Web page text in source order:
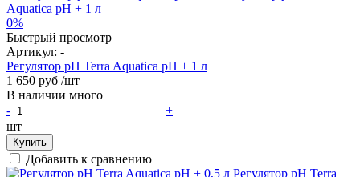
0%
Быстрый просмотр
Артикул: -
Регулятор pH Terra Aquatica pH + 1 л
1 650 руб /шт
В наличии много
-
+
шт
Купить
Добавить к сравнению